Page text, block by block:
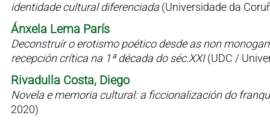
identidade cultural diferenciada (Universidade da
Ánxela Lema París
Deconstruír o erotismo poético desde as non
recepción crítica na 1ª década do séc.XXI(UDC /
Rivadulla Costa, Diego
Novela e memoria cultural: a ficcionalización do
2020)